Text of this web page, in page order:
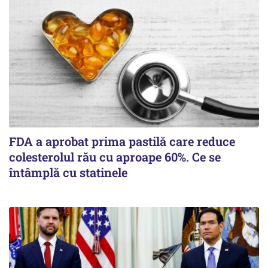
FDA a aprobat prima pastilă care reduce
colesterolul rău cu aproape 60%. Ce se
întâmplă cu statinele